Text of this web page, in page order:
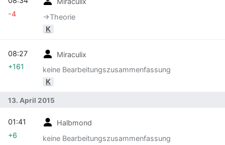
→‎Theorie
K
-4
Miraculix
keine Bearbeitungszusammenfassung
K
08:27
+161
13. April 2015
Halbmond
keine Bearbeitungszusammenfassung
01:41
+6